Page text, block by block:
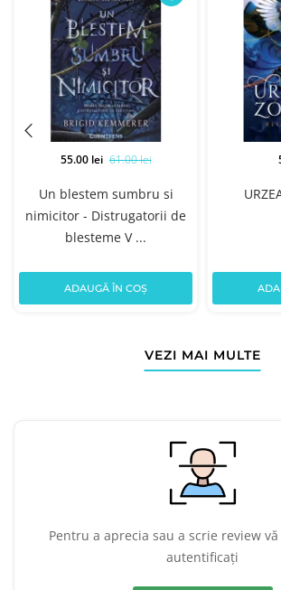
Un blestem sumbru si
nimicitor - Distrugatorii de
blesteme V ...
55.00 lei 61.00 lei
ADAUGĂ ÎN COȘ
VEZI MAI MULTE
Pentru a aprecia sau a scrie review
autentificați